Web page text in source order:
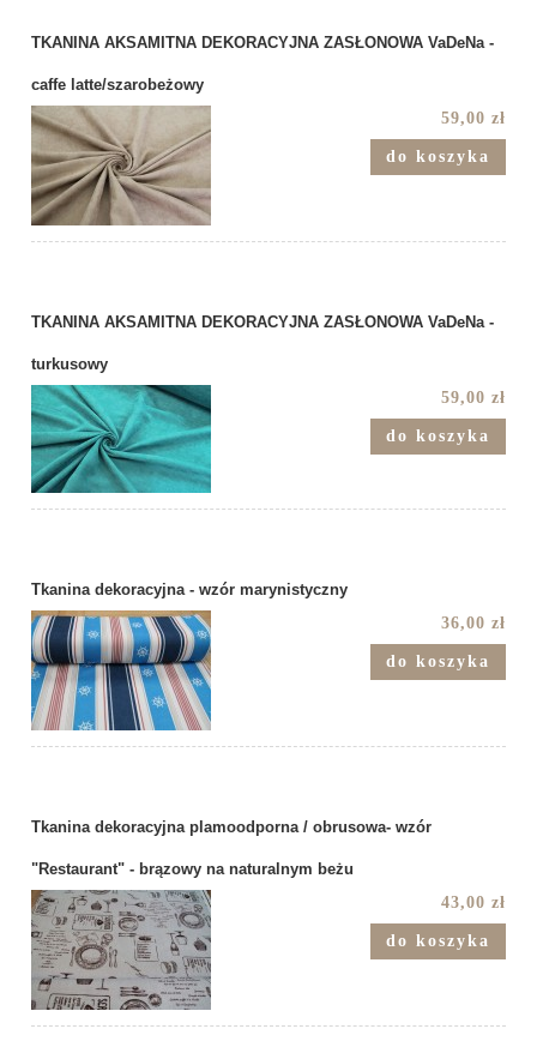
TKANINA AKSAMITNA DEKORACYJNA ZASŁONOWA VaDeNa -
caffe latte/szarobeżowy
59,00 zł
do koszyka
TKANINA AKSAMITNA DEKORACYJNA ZASŁONOWA VaDeNa -
turkusowy
59,00 zł
do koszyka
Tkanina dekoracyjna - wzór marynistyczny
36,00 zł
do koszyka
Tkanina dekoracyjna plamoodporna / obrusowa- wzór
"Restaurant" - brązowy na naturalnym beżu
43,00 zł
do koszyka